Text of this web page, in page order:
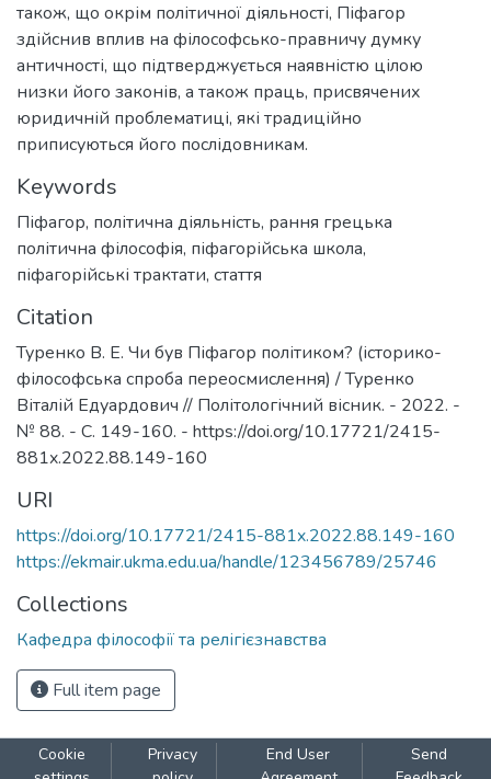
також, що окрім політичної діяльності, Піфагор
здійснив вплив на філософсько-правничу думку
античності, що підтверджується наявністю цілою
низки його законів, а також праць, присвячених
юридичній проблематиці, які традиційно
приписуються його послідовникам.
Keywords
Піфагор, політична діяльність, рання грецька
політична філософія, піфагорійська школа,
піфагорійські трактати, стаття
Citation
Туренко В. Е. Чи був Піфагор політиком? (історико-
філософська спроба переосмислення) / Туренко
Віталій Едуардович // Політологічний вісник. - 2022. -
№ 88. - C. 149-160. - https://doi.org/10.17721/2415-
881x.2022.88.149-160
URI
https://doi.org/10.17721/2415-881x.2022.88.149-160
https://ekmair.ukma.edu.ua/handle/123456789/25746
Collections
Кафедра філософії та релігієзнавства
Full item page
Cookie
Privacy
End User
Send